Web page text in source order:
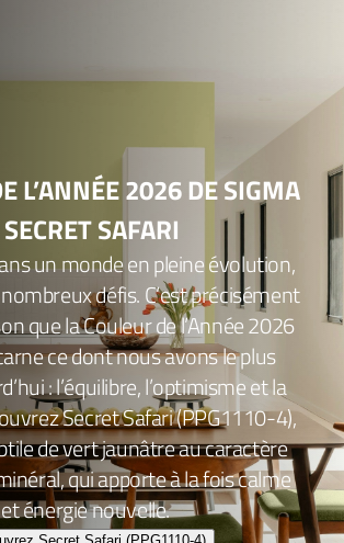
L’ANNÉE 2026 DE SIGMA
SAFARI
un monde en pleine évolution,
défis. C’est précisément
que la Couleur de l’Année 2026
ce dont nous avons le plus
: l’équilibre, l’optimisme et la
Secret Safari (PPG1110-4),
de vert jaunâtre au caractère
qui apporte à la fois calme
et énergie nouvelle.